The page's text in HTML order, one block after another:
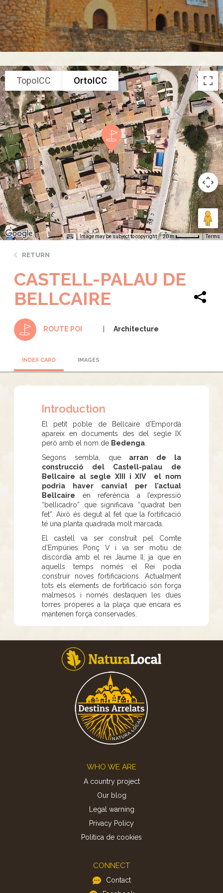
TopoICC OrtoICC
Image may be subject to copyright 20 m Terms
RETURN
CASTELL-PALAU DE
BELLCAIRE
ROUTE POI Architecture
INDEX CARD IMAGES
Introduction
El petit poble de Bellcaire d’Empordà
apareix en documents des del segle IX
però amb el nom de Bedenga
Segons sembla, que arran de la
construcció del Castell-palau de
Bellcaire al segle XIII i XIV el nom
podria haver canviat per l’actual
Bellcaire en referència a l’expressió
“bellicadro” que significava “quadrat ben
fet”. Això és degut al fet que la fortificació
té una planta quadrada molt marcada.
El castell va ser construït pel Comte
d’Empúries Ponç V i va ser motiu de
discòrdia amb el rei Jaume II, ja que en
aquells temps només el Rei podia
construir noves fortificacions. Actualment
tots els elements de fortificació són força
malmesos i només destaquen les dues
torres properes a la plaça que encara es
mantenen força conservades.
WHO WE ARE
A country project
Our blog
Legal warning
Privacy Policy
Politica de cookies
CONNECT
Contact